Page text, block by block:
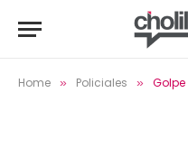
Home » Policiales » Golpe al